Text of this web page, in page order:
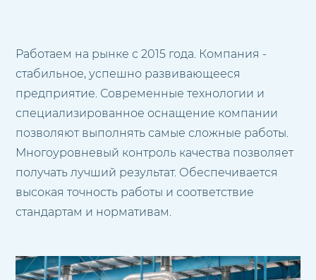
Работаем на рынке с 2015 года. Компания -
стабильное, успешно развивающееся
предприятие. Современные технологии и
специализированное оснащение компании
позволяют выполнять самые сложные работы.
Многоуровневый контроль качества позволяет
получать лучший результат. Обеспечивается
высокая точность работы и соответствие
стандартам и нормативам.